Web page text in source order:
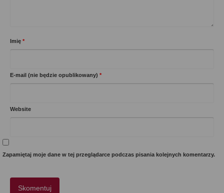
Imię *
E-mail (nie będzie opublikowany) *
Website
Zapamiętaj moje dane w tej przeglądarce podczas pisania kolejnych komentarzy.